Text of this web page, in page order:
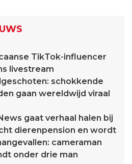
TikTok-influencer
livestream
schokkende
gaan wereldwijd viraal
gaat verhaal halen bij
dierenpension en wordt
cameraman
onder drie man